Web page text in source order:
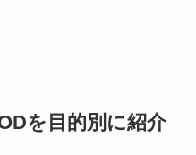
を目的別に紹介